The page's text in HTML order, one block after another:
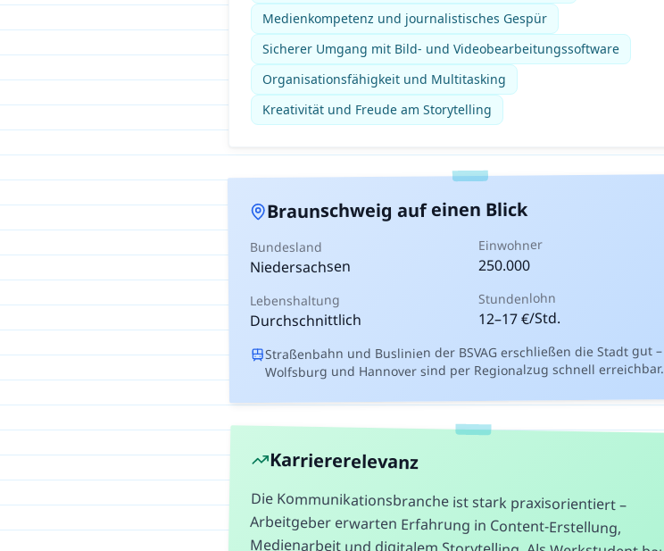
Medienkompetenz und journalistisches Gespür
Sicherer Umgang mit Bild- und Videobearbeitungssoftware
Organisationsfähigkeit und Multitasking
Kreativität und Freude am Storytelling
Braunschweig auf einen Blick
Bundesland
Niedersachsen
Einwohner
250.000
Lebenshaltung
Durchschnittlich
Stundenlohn
12–17€/Std.
Straßenbahn und Buslinien der BSVAG erschließen die Stadt gut –
Wolfsburg und Hannover sind per Regionalzug schnell erreichbar.
Karriererelevanz
Die Kommunikationsbranche ist stark praxisorientiert –
Arbeitgeber erwarten Erfahrung in Content-Erstellung,
Medienarbeit und digitalem Storytelling. Als Werkstudent baust
du ein Portfolio an veröffentlichten Texten und Kampagnen auf,
das bei Bewerbungen entscheidend ist. Zudem lernst du die
Dynamik der Medienlandschaft kennen und entwickelst ein